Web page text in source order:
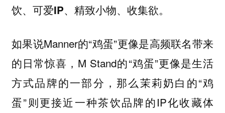
饮、可爱IP、精致小物、收集欲。
如果说Manner的“鸡蛋”更像是高频联名带来
的日常惊喜，M Stand的“鸡蛋”更像是生活
方式品牌的一部分，那么茉莉奶白的“鸡
蛋”则更接近一种茶饮品牌的IP化收藏体